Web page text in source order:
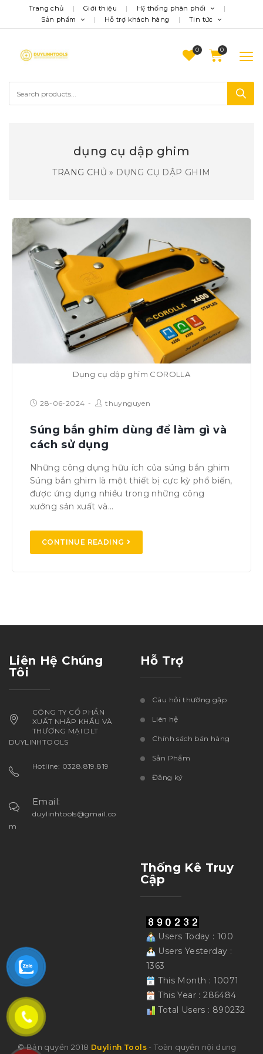
Trang chủ Giới thiệu
Hệ thống phân phối
Sản phẩm
Hỗ trợ khách hàng Tin tức
0
dụng cụ dập ghim
TRANG CHỦ » DỤNG CỤ DẬP GHIM
Dụng cụ dập ghim COROLLA
28-06-2024 thuynguyen
Súng bắn ghim dùng để làm gì và
cách sử dụng
Những công dụng hữu ích của súng bắn ghim
Súng bắn ghim là một thiết bị cực kỳ phổ biến,
được ứng dụng nhiều trong những công
xưởng sản xuất và…
CONTINUE READING
Liên Hệ Chúng
Tôi
CÔNG TY CỔ PHẦN
XUẤT NHẬP KHẨU VÀ
THƯƠNG MẠI DLT
DUYLINHTOOLS
Hotline: 0328.819.819
Email:
duylinhtools@gmail.co
m
Hỗ Trợ
Câu hỏi thường gặp
Liên hệ
Chính sách bán hàng
Sản Phẩm
Đăng ký
Thống Kê Truy
Cập
Users Today : 100
Users Yesterday :
1363
This Month : 10071
This Year : 286484
Total Users : 890232
© Bản quyền 2018 Duylinh Tools - Toàn quyền nội dung